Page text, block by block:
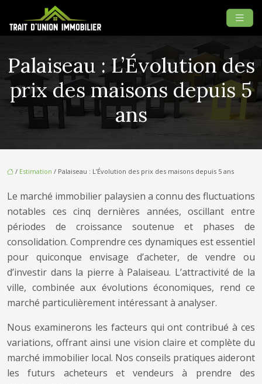
Palaiseau : L’Évolution des
prix des maisons depuis 5
ans
/ Estimation / Palaiseau : L’Évolution des prix des maisons depuis 5 ans
Le marché immobilier palaysien a connu des fluctuations
notables ces cinq dernières années, oscillant entre
périodes de croissance soutenue et phases de
consolidation. Comprendre ces dynamiques est essentiel
pour quiconque envisage d’acheter, de vendre ou
d’investir dans la pierre à Palaiseau. L’attractivité de la
ville, combinée aux évolutions économiques, rend ce
marché particulièrement intéressant à analyser.
Nous examinerons les facteurs qui ont contribué à ces
variations, offrant ainsi une vision claire et complète du
marché immobilier local. Nos conseils pratiques aideront
les futurs acheteurs et vendeurs à prendre des